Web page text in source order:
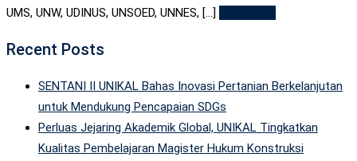
UMS, UNW, UDINUS, UNSOED, UNNES, [...]
Recent Posts
SENTANI II UNIKAL Bahas Inovasi Pertanian Berkelanjutan
untuk Mendukung Pencapaian SDGs
Perluas Jejaring Akademik Global, UNIKAL Tingkatkan
Kualitas Pembelajaran Magister Hukum Konstruksi